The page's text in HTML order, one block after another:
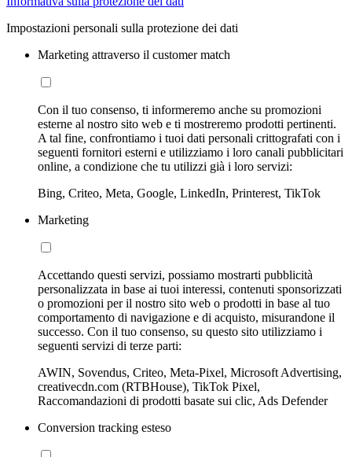
Impostazioni personali sulla protezione dei dati
Marketing attraverso il customer match
Con il tuo consenso, ti informeremo anche su promozioni
esterne al nostro sito web e ti mostreremo prodotti pertinenti.
A tal fine, confrontiamo i tuoi dati personali crittografati con i
seguenti fornitori esterni e utilizziamo i loro canali pubblicitari
online, a condizione che tu utilizzi già i loro servizi:
Bing, Criteo, Meta, Google, LinkedIn, Printerest, TikTok
Marketing
Accettando questi servizi, possiamo mostrarti pubblicità
personalizzata in base ai tuoi interessi, contenuti sponsorizzati
o promozioni per il nostro sito web o prodotti in base al tuo
comportamento di navigazione e di acquisto, misurandone il
successo. Con il tuo consenso, su questo sito utilizziamo i
seguenti servizi di terze parti:
AWIN, Sovendus, Criteo, Meta-Pixel, Microsoft Advertising,
creativecdn.com (RTBHouse), TikTok Pixel,
Raccomandazioni di prodotti basate sui clic, Ads Defender
Conversion tracking esteso